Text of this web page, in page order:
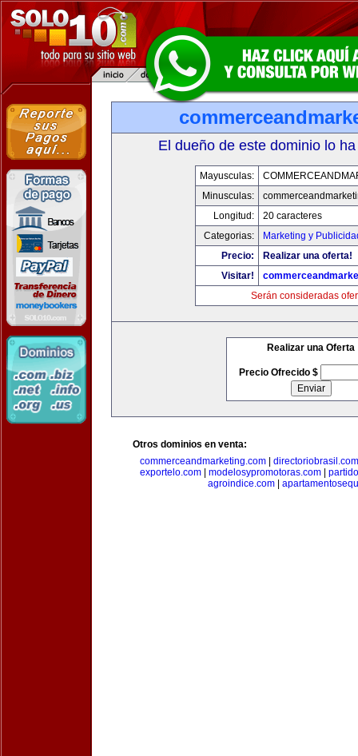
El dueño de este dominio lo
Mayusculas:
Minusculas:
Longitud:
20 caracteres
Categorias:
Marketing y
Precio:
Realizar una oferta!
Visitar!
Serán consideradas
Realizar una Oferta
Precio Ofrecido $
Otros dominios en venta:
commerceandmarketing.com| directoriobrasil.com
exportelo.com
modelosypromotoras.com
agroindice.com